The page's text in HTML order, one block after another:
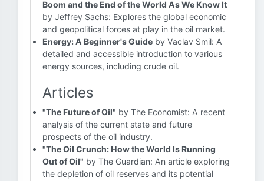
Boom and the End of the World As We Know It
by Jeffrey Sachs: Explores the global economic
and geopolitical forces at play in the oil market.
Energy: A Beginner's Guide by Vaclav Smil: A
detailed and accessible introduction to various
energy sources, including crude oil.
Articles
"The Future of Oil" by The Economist: A recent
analysis of the current state and future
prospects of the oil industry.
"The Oil Crunch: How the World Is Running
Out of Oil" by The Guardian: An article exploring
the depletion of oil reserves and its potential